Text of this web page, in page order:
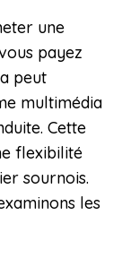
une
payez
peut
multimédia
Cette
flexibilité
sournois.
les